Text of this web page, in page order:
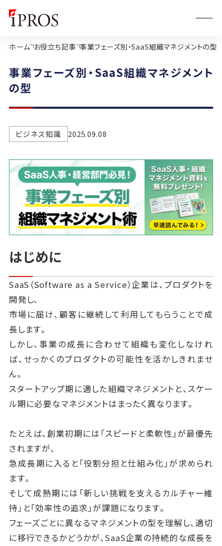
ホーム お役立ち記事 事業フェーズ別・SaaS組織マネジメントの型
事業フェーズ別・SaaS組織マネジメント
の型
ビジネス知識 2025.09.08
はじめに
SaaS（Software as a Service）企業は、プロダクトを
開発し、
市場に届け、顧客に継続して利用してもらうことで成
長します。
しかし、事業の成長に合わせて組織も変化しなけれ
ば、せっかくのプロダクトの可能性を活かしきれませ
ん。
スタートアップ期に適した組織マネジメントと、スケー
ル期に必要なマネジメントはまったく異なります。
たとえば、創業初期には「スピードと柔軟性」が最優先
されますが、
急成長期に入ると「役割分担と仕組み化」が求められ
ます。
そして成熟期には「新しい挑戦を支えるカルチャー維
持」と「効率性の追求」が課題になります。
フェーズごとに異なるマネジメントの型を理解し、適切
に移行できるかどうかが、SaaS企業の持続的な成長を